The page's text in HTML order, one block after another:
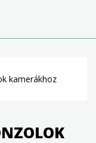
kamerákhoz